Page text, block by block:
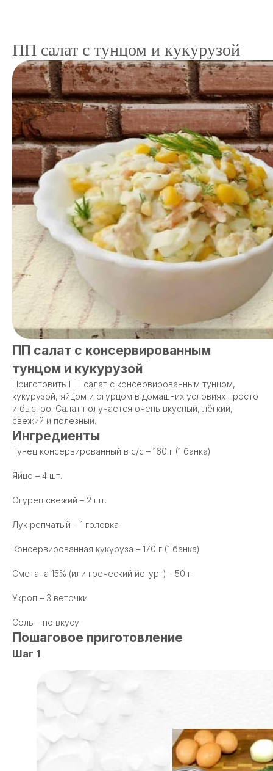
ПП салат с тунцом и кукурузой
ПП салат с консервированным
тунцом и кукурузой
Приготовить ПП салат с консервированным тунцом,
кукурузой, яйцом и огурцом в домашних условиях просто
и быстро. Салат получается очень вкусный, лёгкий,
свежий и полезный.
Ингредиенты
Тунец консервированный в с/с – 160 г (1 банка)
Яйцо – 4 шт.
Огурец свежий – 2 шт.
Лук репчатый – 1 головка
Консервированная кукуруза – 170 г (1 банка)
Сметана 15% (или греческий йогурт) - 50 г
Укроп – 3 веточки
Соль – по вкусу
Пошаговое приготовление
Шаг 1